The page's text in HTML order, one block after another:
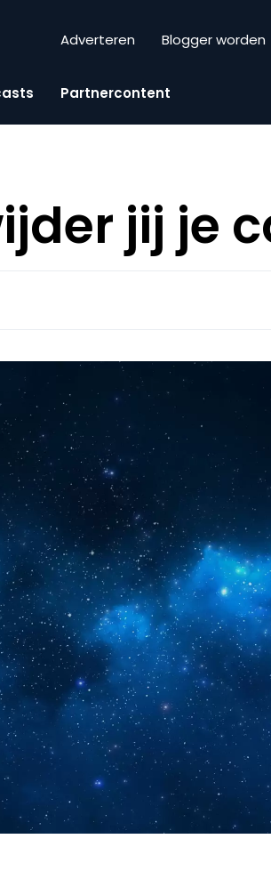
Adverteren Blogger worden
Partnercontent
jij je